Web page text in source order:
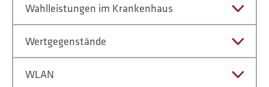
Wahlleistungen im Krankenhaus
Wertgegenstände
WLAN